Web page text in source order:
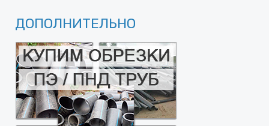
ДОПОЛНИТЕЛЬНО